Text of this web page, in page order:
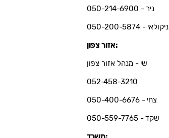
ניר - 050-214-6900
ניקולאי - 050-200-5874
אזור צפון:
שי - מנהל אזור צפון
052-458-3210
צחי - 050-400-6676
שקד - 050-559-7765